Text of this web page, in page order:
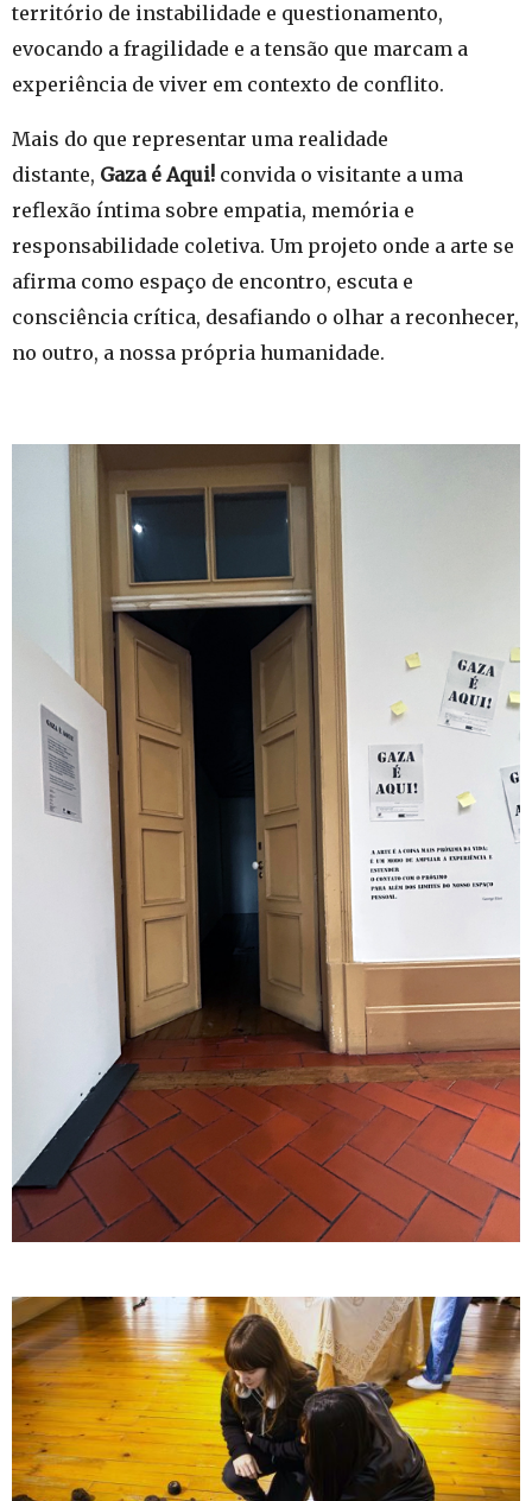
território de instabilidade e questionamento,
evocando a fragilidade e a tensão que marcam a
experiência de viver em contexto de conflito.
Mais do que representar uma realidade
distante, Gaza é Aqui! convida o visitante a uma
reflexão íntima sobre empatia, memória e
responsabilidade coletiva. Um projeto onde a arte se
afirma como espaço de encontro, escuta e
consciência crítica, desafiando o olhar a reconhecer,
no outro, a nossa própria humanidade.